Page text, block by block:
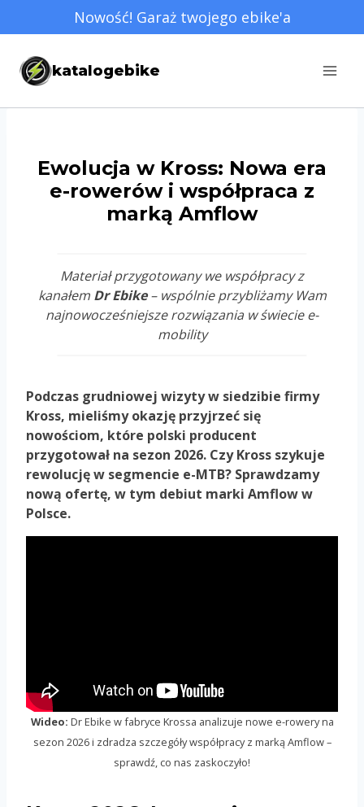
do
treści
Nowość! Garaż twojego ebike'a
katalogebike
Ewolucja w Kross: Nowa era
e-rowerów i współpraca z
marką Amflow
Materiał przygotowany we współpracy z
kanałem Dr Ebike– wspólnie przybliżamy Wam
najnowocześniejsze rozwiązania w świecie e-
mobility
Podczas grudniowej wizyty w siedzibie firmy
Kross, mieliśmy okazję przyjrzeć się
nowościom, które polski producent
przygotował na sezon 2026. Czy Kross szykuje
rewolucję w segmencie e-MTB? Sprawdzamy
nową ofertę, w tym debiut marki Amflow w
Polsce.
Wideo: Dr Ebike w fabryce Krossa analizuje nowe e-rowery na
sezon 2026 i zdradza szczegóły współpracy z marką Amflow –
sprawdź, co nas zaskoczyło!